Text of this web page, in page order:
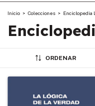
Inicio > Colecciones > Enciclopedia
ORDENAR